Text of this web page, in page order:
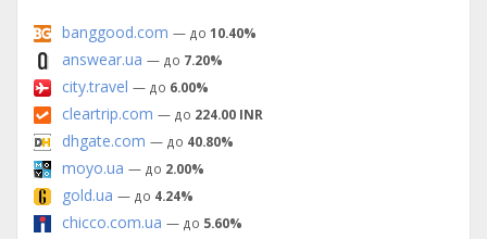
banggood.com — до 10.40%
answear.ua — до 7.20%
city.travel — до 6.00%
cleartrip.com — до 224.00 INR
dhgate.com — до 40.80%
moyo.ua — до 2.00%
gold.ua — до 4.24%
chicco.com.ua — до 5.60%